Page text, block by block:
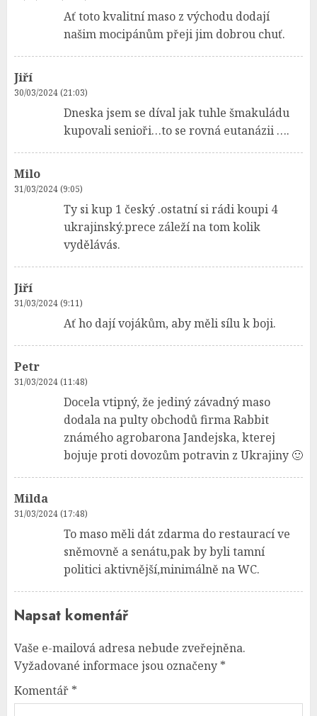
Ať toto kvalitní maso z východu dodají
našim mocipánům přeji jim dobrou chuť.
Jiří
30/03/2024 (21:03)
Dneska jsem se díval jak tuhle šmakuládu
kupovali senioři…to se rovná eutanázii ….
Milo
31/03/2024 (9:05)
Ty si kup 1 český .ostatní si rádi koupi 4
ukrajinský.prece záleží na tom kolik
vydělávás.
Jiří
31/03/2024 (9:11)
Ať ho dají vojákům, aby měli sílu k boji.
Petr
31/03/2024 (11:48)
Docela vtipný, že jediný závadný maso
dodala na pulty obchodů firma Rabbit
známého agrobarona Jandejska, kterej
bojuje proti dovozům potravin z Ukrajiny 🙂
Milda
31/03/2024 (17:48)
To maso měli dát zdarma do restaurací ve
sněmovně a senátu,pak by byli tamní
politici aktivnější,minimálně na WC.
Napsat komentář
Vaše e-mailová adresa nebude zveřejněna.
Vyžadované informace jsou označeny *
Komentář *